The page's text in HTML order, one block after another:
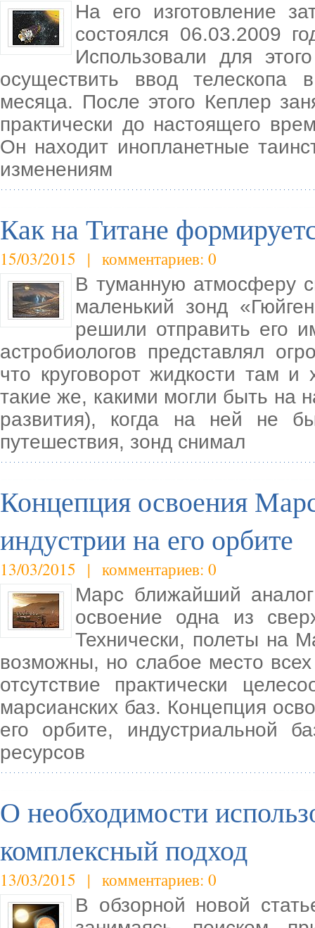
На его изготовление
состоялся 06.03.2009
Использовали для
осуществить ввод телескопа
месяца. После этого Кеплер
практически до настоящего
Он находит инопланетные
изменениям
Как на Титане
15/03/2015 | комментариев: 0
В туманную атмосферу
маленький зонд
решили отправить его
астробиологов представлял
что круговорот жидкости там и
такие же, какими могли быть на
развития), когда на ней не
путешествия, зонд снимал
Концепция освоения
индустрии на его орбите
13/03/2015 | комментариев: 0
Марс ближайший
освоение одна из
Технически, полеты на
возможны, но слабое место
отсутствие практически
марсианских баз. Концепция
его орбите, индустриальной
ресурсов
О необходимости
комплексный подход
13/03/2015 | комментариев: 0
В обзорной новой